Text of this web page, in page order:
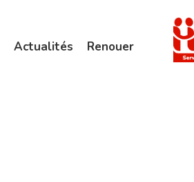
Actualités Renouer